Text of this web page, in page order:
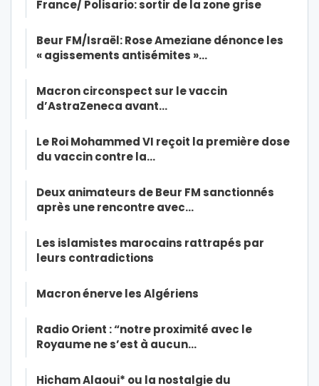
France/ Polisario: sortir de la zone grise
Beur FM/Israël: Rose Ameziane dénonce les
« agissements antisémites »…
Macron circonspect sur le vaccin
d’AstraZeneca avant…
Le Roi Mohammed VI reçoit la première dose
du vaccin contre la…
Deux animateurs de Beur FM sanctionnés
après une rencontre avec…
Les islamistes marocains rattrapés par
leurs contradictions
Macron énerve les Algériens
Radio Orient : “notre proximité avec le
Royaume ne s’est à aucun…
Hicham Alaoui* ou la nostalgie du